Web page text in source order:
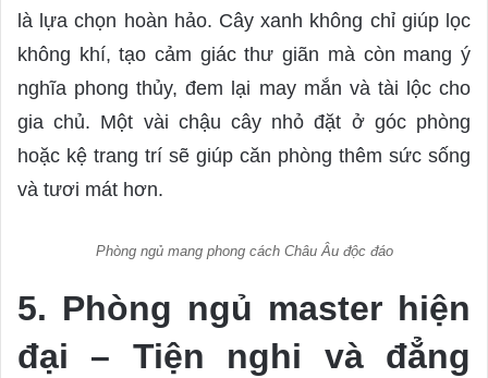
là lựa chọn hoàn hảo. Cây xanh không chỉ giúp lọc
không khí, tạo cảm giác thư giãn mà còn mang ý
nghĩa phong thủy, đem lại may mắn và tài lộc cho
gia chủ. Một vài chậu cây nhỏ đặt ở góc phòng
hoặc kệ trang trí sẽ giúp căn phòng thêm sức sống
và tươi mát hơn.
Phòng ngủ mang phong cách Châu Âu độc đáo
5. Phòng ngủ master hiện
đại – Tiện nghi và đẳng